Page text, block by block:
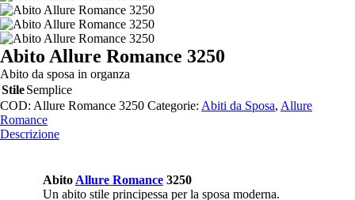
Abito Allure Romance 3250
Abito da sposa in organza
StileSemplice
COD: Allure Romance 3250 Categorie: Abiti da Sposa, Allure
Romance
Descrizione
Abito Allure Romance3250
Un abito stile principessa per la sposa moderna.